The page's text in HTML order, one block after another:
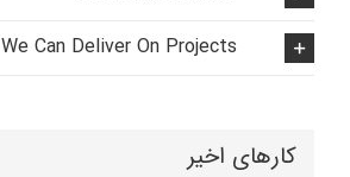
We Can Deliver On Projects
کارهای اخیر